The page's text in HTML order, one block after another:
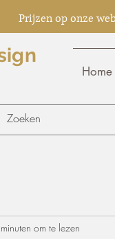
Prijzen op onze
Home
om te lezen